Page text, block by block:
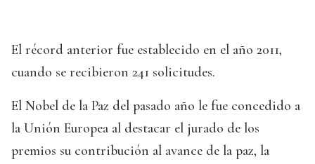
El récord anterior fue establecido en el año 2011,
cuando se recibieron 241 solicitudes.
El Nobel de la Paz del pasado año le fue concedido a
la Unión Europea al destacar el jurado de los
premios su contribución al avance de la paz, la